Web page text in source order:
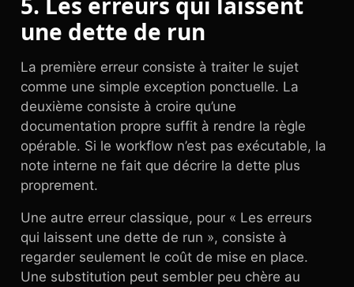
une dette de run
La première erreur consiste à traiter le sujet
comme une simple exception ponctuelle. La
deuxième consiste à croire qu’une
documentation propre suffit à rendre la règle
opérable. Si le workflow n’est pas exécutable, la
note interne ne fait que décrire la dette plus
proprement.
Une autre erreur classique, pour « Les erreurs
qui laissent une dette de run », consiste à
regarder seulement le coût de mise en place.
Une substitution peut sembler peu chère au